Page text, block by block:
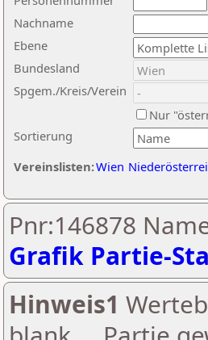
Nachname
Ebene
Sortierung
Bundesland
Spgem./Kreis/Verein
Nur
Vereinslisten:Wien
Pnr:146878
Grafik Partie-
Hinweis1